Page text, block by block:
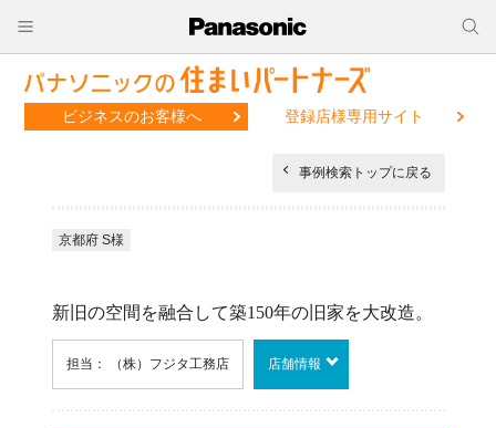
ビジネスのお客様へ 登録店様専用サイト
事例検索トップに戻る
京都府 S様
新旧の空間を融合して築150年の旧家を大改造。
担当： （株）フジタ工務店 店舗情報